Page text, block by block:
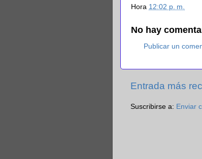
Hora 12:02 p. m.
No hay
Publicar un
Entrada más
Suscribirse a: Enviar